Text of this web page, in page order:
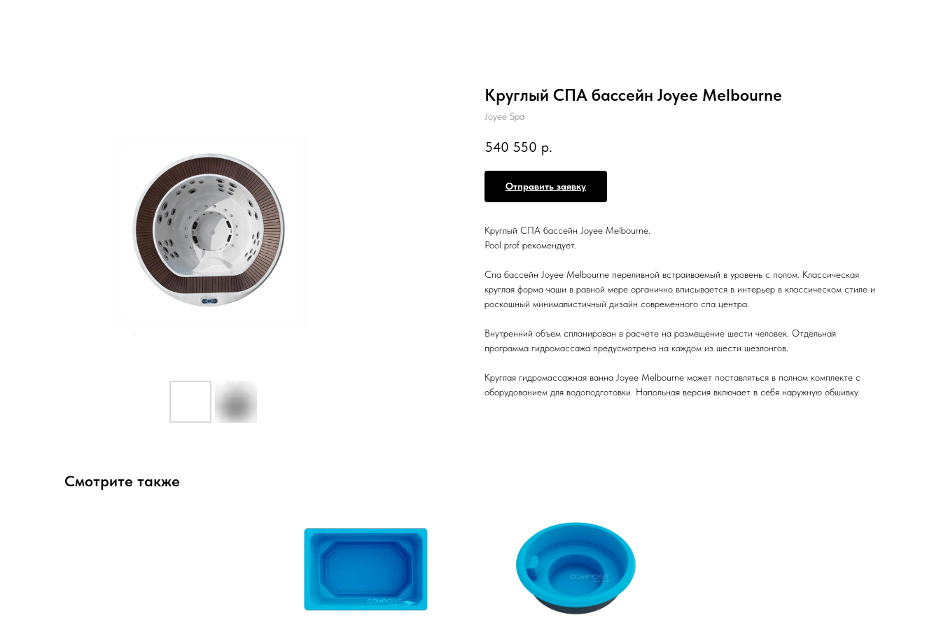
Круглый СПА бассейн Joyee Melbourne
Joyee Spa
540 550 р.
Отправить заявку
Круглый СПА бассейн Joyee Melbourne.
Pool prof рекомендует.
Спа бассейн Joyee Melbourne переливной встраиваемый в уровень с полом. Классическая
круглая форма чаши в равной мере органично вписывается в интерьер в классическом стиле и
роскошный минималистичный дизайн современного спа центра.
Внутренний объем спланирован в расчете на размещение шести человек. Отдельная
программа гидромассажа предусмотрена на каждом из шести шезлонгов.
Круглая гидромассажная ванна Joyee Melbourne может поставляться в полном комплекте с
оборудованием для водоподготовки. Напольная версия включает в себя наружную обшивку.
Смотрите также